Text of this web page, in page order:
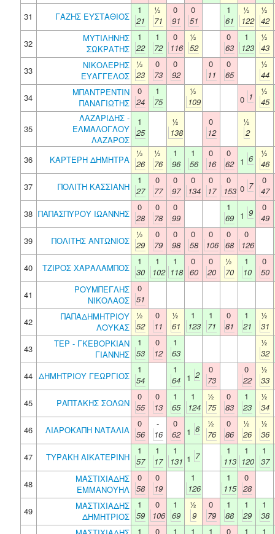
31
ΓΑΖΗΣ ΕΥΣΤΑΘΙΟΣ
1
21
½
71
0
91
0
51
1
61
½
122
½
42
32
ΜΥΤΙΛΗΝΗΣ
ΣΩΚΡΑΤΗΣ
1
22
1
72
0
116
½
52
0
63
1
123
½
43
33
ΝΙΚΟΛΕΡΗΣ
ΕΥΑΓΓΕΛΟΣ
½
23
0
73
0
92
0
11
0
65
½
44
34
ΜΠΑΝΤΡΕΝΤΙΝ
ΠΑΝΑΓΙΩΤΗΣ
0
24
1
75
½
109
0 1
½
45
35
ΛΑΖΑΡΙΔΗΣ -
ΕΛΜΑΛΟΓΛΟΥ
ΛΑΖΑΡΟΣ
1
25
½
138
0
12
½
2
36 ΚΑΡΤΕΡΗ ΔΗΜΗΤΡΑ
½
26
½
76
1
96
1
56
0
16
0
62 1 6
½
46
37
ΠΟΛΙΤΗ ΚΑΣΣΙΑΝΗ
1
27
0
77
0
97
0
134
0
17
0
153 0 7
0
47
38 ΠΑΠΑΣΠΥΡΟΥ ΙΩΑΝΝΗΣ
0
28
0
78
0
99
1
69 1 9
0
49
39
ΠΟΛΙΤΗΣ ΑΝΤΩΝΙΟΣ
½
29
0
79
0
98
0
58
0
106
0
68
0
126
40
ΤΖΙΡΟΣ ΧΑΡΑΛΑΜΠΟΣ
1
30
1
102
1
118
0
60
0
20
½
70
1
10
0
50
41
ΡΟΥΜΠΕΓΛΗΣ
ΝΙΚΟΛΑΟΣ
0
51
42
ΠΑΠΑΔΗΜΗΤΡΙΟΥ
ΛΟΥΚΑΣ
½
52
0
11
½
61
1
123
1
71
0
81
1
21
½
31
43
ΤΕΡ - ΓΚΕΒΟΡΚΙΑΝ
ΓΙΑΝΝΗΣ
1
53
0
12
1
63
½
32
44 ΔΗΜΗΤΡΙΟΥ ΓΕΩΡΓΙΟΣ
1
54
1
64 1 2
0
73
0
22
½
33
45
ΡΑΠΤΑΚΗΣ ΣΟΛΩΝ
0
55
0
13
1
65
1
124
½
75
0
83
1
23
½
34
46
ΛΙΑΡΟΚΑΠΗ ΝΑΤΑΛΙΑ
0
56
-
16
0
62 1 6
½
76
0
86
½
26
½
36
47
ΤΥΡΑΚΗ ΑΙΚΑΤΕΡΙΝΗ
1
57
1
17
1
131 1 7
1
113
1
120
1
37
48
ΜΑΣΤΙΧΙΑΔΗΣ
ΕΜΜΑΝΟΥΗΛ
0
58
0
19
1
126
1
115
0
28
49
ΜΑΣΤΙΧΙΑΔΗΣ
ΔΗΜΗΤΡΙΟΣ
1
59
0
106
1
69
½
9
0
79
1
88
1
29
1
38
1 0 1 1 1 0 1 1